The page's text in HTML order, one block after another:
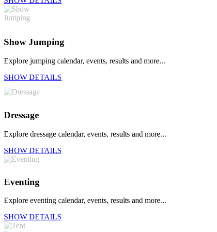
Show Jumping
Explore jumping calendar, events, results and more...
SHOW DETAILS
Dressage
Explore dressage calendar, events, results and more...
SHOW DETAILS
Eventing
Explore eventing calendar, events, results and more...
SHOW DETAILS